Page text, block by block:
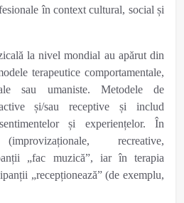
în context cultural, social și
la nivel mondial au apărut din
terapeutice comportamentale,
sau umaniste. Metodele de
și/sau receptive și includ
și experiențelor. În
recreative,
„fac muzică”, iar în terapia
„recepționează” (de exemplu,